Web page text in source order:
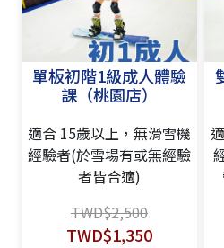
單板初階1級成人體驗
課（桃園店）
適合 15歲以上，無滑雪機
經驗者(於雪場有或無經驗
者皆合適)
TWD$2,500
TWD$1,350